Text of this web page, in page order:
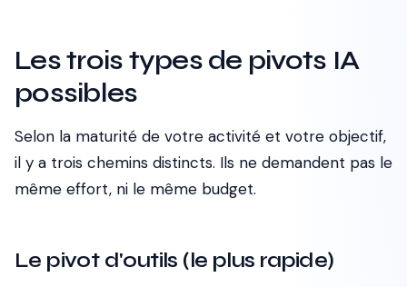
Les trois types de pivots IA
possibles
Selon la maturité de votre activité et votre objectif,
il y a trois chemins distincts. Ils ne demandent pas le
même effort, ni le même budget.
Le pivot d'outils (le plus rapide)